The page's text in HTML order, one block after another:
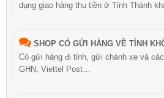
dụng giao hàng thu tiền ở Tỉnh Thành
SHOP CÓ GỬI HÀNG VỀ TỈNH
Có gửi hàng đi tỉnh, gửi chành xe và
GHN, Viettel Post…